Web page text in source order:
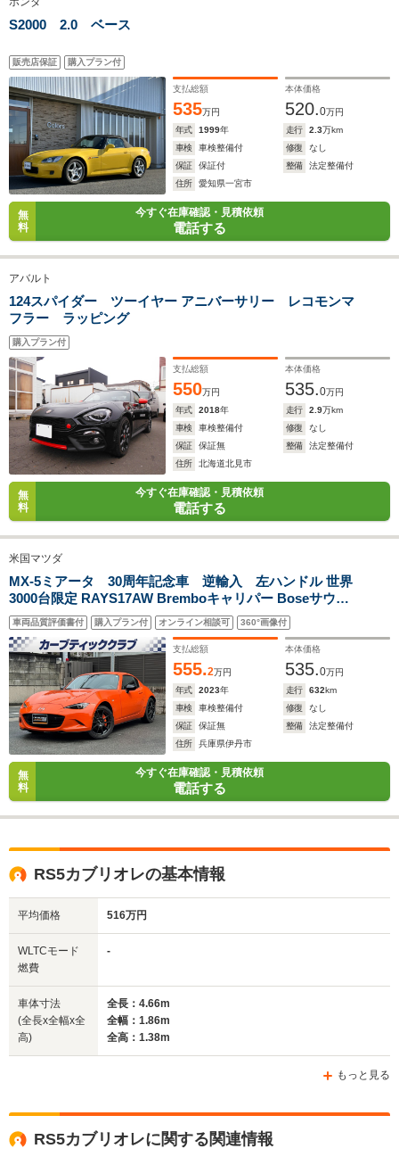
(全長x全幅x全高)
WLTCモード
排気量
駆動方式
ホイールベース
-
2994cc
ホイールベース
-
4WD
-
4WD
S2000 2.0 ベース
販売店保証 購入プラン付
支払総額
535万円
本体価格
520.0万円
年式
1999年 走行 2.3万km
車検
車検整備付 修復
なし
保証
保証付 整備
法定整備付
住所
愛知県一宮市
無
料
今すぐ在庫確認・見積依頼
電話する
アバルト
124スパイダー ツーイヤー アニバーサリー レコモンマ
フラー ラッピング
購入プラン付
支払総額
550万円
本体価格
535.0万円
年式
2018年 走行 2.9万km
車検
車検整備付 修復
なし
保証
保証無 整備
法定整備付
住所
北海道北見市
無
料
今すぐ在庫確認・見積依頼
電話する
米国マツダ
MX-5ミアータ 30周年記念車 逆輸入 左ハンドル 世界
3000台限定 RAYS17AW Bremboキャリパー Boseサウン
ド RECAROアルカンターラシート 純正ディスプレイ
AppleCarPlay バックカメラ シートヒーター 衝突被害軽
減ブレーキ BSM 車検 2年 整備付
車両品質評価書付 購入プラン付 オンライン相談可 360°画像付
支払総額
555.2万円
本体価格
535.0万円
年式
2023年 走行 632km
車検
車検整備付 修復
なし
保証
保証無 整備
法定整備付
住所
兵庫県伊丹市
無
料
今すぐ在庫確認・見積依頼
電話する
RS5カブリオレの基本情報
平均価格 516万円
WLTCモード
燃費
-
車体寸法
(全長x全幅x全
高)
全長：4.66m
全幅：1.86m
全高：1.38m
もっと見る
RS5カブリオレに関する関連情報